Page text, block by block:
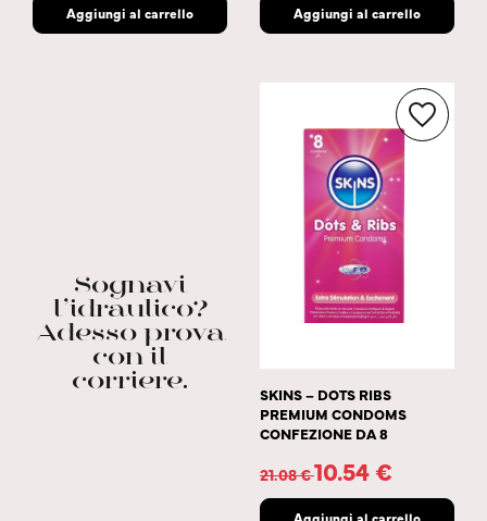
Aggiungi al carrello Aggiungi al carrello
Sognavi
l’idraulico?
Adesso prova
con il
corriere.
SKINS – DOTS RIBS
PREMIUM CONDOMS
CONFEZIONE DA 8
21.08€10.54€
Aggiungi al carrello